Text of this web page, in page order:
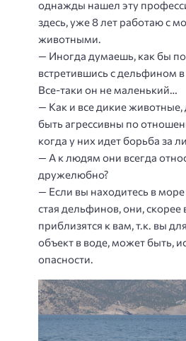
однажды нашел эту
здесь, уже 8 лет работаю с
животными.
— Иногда думаешь, как бы
встретившись с дельфином
Все-таки он не маленький…
— Как и все дикие
быть агрессивны по
когда у них идет борьба за
— А к людям они всегда
дружелюбно?
— Если вы находитесь в
стая дельфинов, они, скорее
приблизятся к вам, т.к. вы
объект в воде, может быть,
опасности.